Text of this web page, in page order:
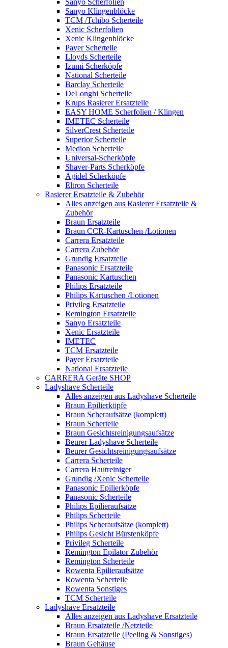
Sanyo Scherfolien
Sanyo Klingenblöcke
TCM /Tchibo Scherteile
Xenic Scherfolien
Xenic Klingenblöcke
Payer Scherteile
Lloyds Scherteile
Izumi Scherköpfe
National Scherteile
Barclay Scherteile
DeLonghi Scherteile
Krups Rasierer Ersatzteile
EASY HOME Scherfolien / Klingen
IMETEC Scherteile
SilverCrest Scherteile
Superior Scherteile
Medion Scherteile
Universal-Scherköpfe
Shaver-Parts Scherköpfe
Agidel Scherköpfe
Eltron Scherteile
Rasierer Ersatzteile & Zubehör
Alles anzeigen aus Rasierer Ersatzteile &
Zubehör
Braun Ersatzteile
Braun CCR-Kartuschen /Lotionen
Carrera Ersatzteile
Carrera Zubehör
Grundig Ersatzteile
Panasonic Ersatzteile
Panasonic Kartuschen
Philips Ersatzteile
Philips Kartuschen /Lotionen
Privileg Ersatzteile
Remington Ersatzteile
Sanyo Ersatzteile
Xenic Ersatzteile
IMETEC
TCM Ersatzteile
Payer Ersatzteile
National Ersatzteile
CARRERA Geräte SHOP
Ladyshave Scherteile
Alles anzeigen aus Ladyshave Scherteile
Braun Epilierköpfe
Braun Scheraufsätze (komplett)
Braun Scherteile
Braun Gesichtsreinigungsaufsätze
Beurer Ladyshave Scherteile
Beurer Gesichtsreinigungsaufsätze
Carrera Scherteile
Carrera Hautreiniger
Grundig /Xenic Scherteile
Panasonic Epilierköpfe
Panasonic Scherteile
Philips Epilieraufsätze
Philips Scherteile
Philips Scheraufsätze (komplett)
Philips Gesicht Bürstenköpfe
Privileg Scherteile
Remington Epilator Zubehör
Remington Scherteile
Rowenta Epilieraufsätze
Rowenta Scherteile
Rowenta Sonstiges
TCM Scherteile
Ladyshave Ersatzteile
Alles anzeigen aus Ladyshave Ersatzteile
Braun Ersatzteile /Netzteile
Braun Ersatzteile (Peeling & Sonstiges)
Braun Gehäuse